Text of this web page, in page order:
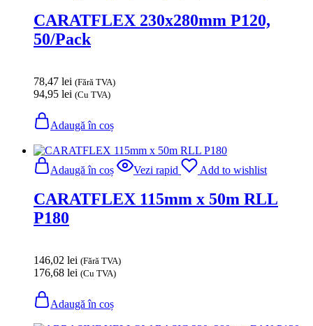
CARATFLEX 230x280mm P120,
50/Pack
78,47 lei (Fără TVA)
94,95 lei (Cu TVA)
Adaugă în coș
Adaugă în coș Vezi rapid Add to wishlist
CARATFLEX 115mm x 50m RLL
P180
146,02 lei (Fără TVA)
176,68 lei (Cu TVA)
Adaugă în coș